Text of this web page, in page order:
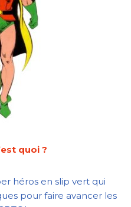
quoi ?
héros en slip vert qui
pour faire avancer les